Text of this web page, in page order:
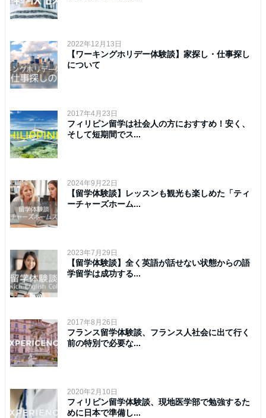
2022年12月13日
【ワーキングホリデー体験談】家探し・仕事探し
について
2017年4月23日
フィリピン留学は社会人の方におすすめ！安く、
そして短期間でス...
2024年9月22日
【留学体験談】レッスンも観光も楽しめた「ティ
ーチャーズホーム...
2023年7月29日
【留学体験談】全く英語が話せない状態からの語
学留学は成功する...
2017年8月26日
フランス留学体験談、フランス人社会に出て行く
前の特別で必要な...
2020年2月10日
フィリピン留学体験談、現地医学部で勉強するた
めに日本で準備し...